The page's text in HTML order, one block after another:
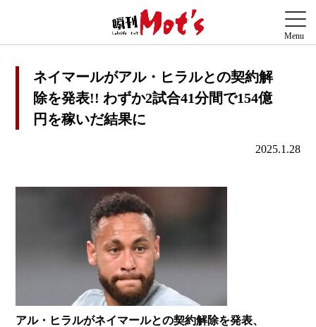
ネイマールがアル・ヒラルとの契約解
除を発表!! わずか2試合41分間で154億
円を稼いだ結果に
2025.1.28
アル・ヒラルがネイマールとの契約解除を発表、